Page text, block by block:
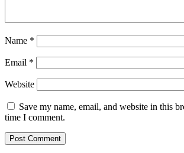
Name *
Email *
Website
Save my name, email, and website in this
time I comment.